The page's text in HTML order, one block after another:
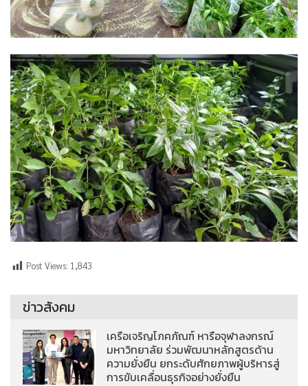
Post Views: 1,843
ข่าวสังคม
เครือเจริญโภคภัณฑ์ หารือจุฬาลงกรณ์
มหาวิทยาลัย ร่วมพัฒนาหลักสูตรด้าน
ความยั่งยืน ยกระดับศักยภาพผู้บริหารสู่
การขับเคลื่อนธุรกิจอย่างยั่งยืน